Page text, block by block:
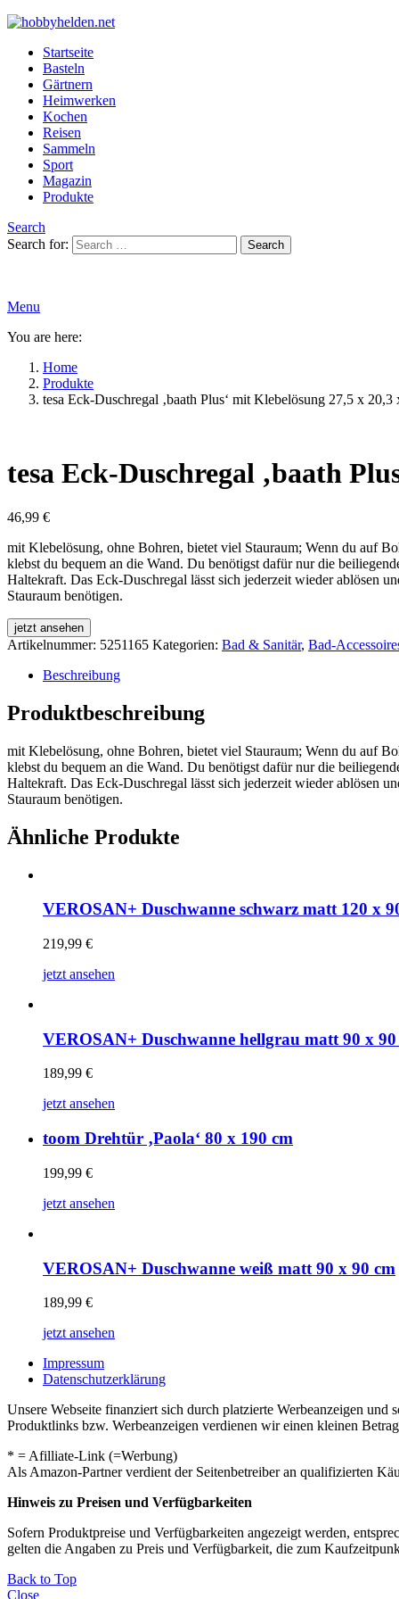
Startseite
Basteln
Gärtnern
Heimwerken
Kochen
Reisen
Sammeln
Sport
Magazin
Produkte
Search
Search for:
Search
Menu
You are here:
Home
Produkte
tesa Eck-Duschregal ‚baath Plus‘ mit Klebelösung 27,5 x 20,3
tesa Eck-Duschregal ‚baath
46,99 €
mit Klebelösung, ohne Bohren, bietet viel Stauraum; Wenn du auf
klebst du bequem an die Wand. Du benötigst dafür nur die
Haltekraft. Das Eck-Duschregal lässt sich jederzeit wieder ablösen
Stauraum benötigen.
jetzt ansehen
Artikelnummer: 5251165 Kategorien: Bad & Sanitär, Bad-
Beschreibung
Produktbeschreibung
mit Klebelösung, ohne Bohren, bietet viel Stauraum; Wenn du auf
klebst du bequem an die Wand. Du benötigst dafür nur die
Haltekraft. Das Eck-Duschregal lässt sich jederzeit wieder ablösen
Stauraum benötigen.
Ähnliche Produkte
VEROSAN+ Duschwanne schwarz matt 120 x
219,99 €
jetzt ansehen
VEROSAN+ Duschwanne hellgrau matt 90 x 90
189,99 €
jetzt ansehen
toom Drehtür ‚Paola‘ 80 x 190 cm
199,99 €
jetzt ansehen
VEROSAN+ Duschwanne weiß matt 90 x 90 cm
189,99 €
jetzt ansehen
Impressum
Datenschutzerklärung
Unsere Webseite finanziert sich durch platzierte Werbeanzeigen
Produktlinks bzw. Werbeanzeigen verdienen wir einen kleinen
* = Afilliate-Link (=Werbung)
Als Amazon-Partner verdient der Seitenbetreiber an qualifizierten
Hinweis zu Preisen und Verfügbarkeiten
Sofern Produktpreise und Verfügbarkeiten angezeigt werden,
gelten die Angaben zu Preis und Verfügbarkeit, die zum
Back to Top
Close